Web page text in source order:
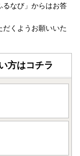
おります。
りますため、
ます。
るなび」からはお答
だくようお願いいた
方はコチラ